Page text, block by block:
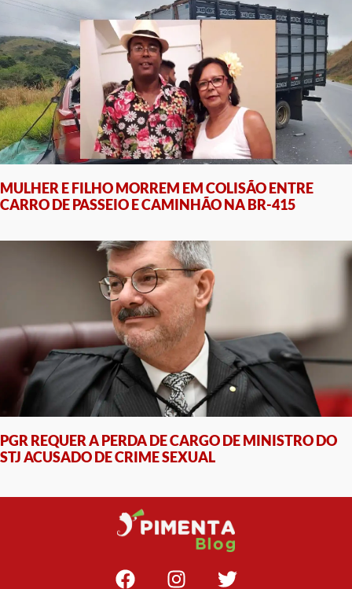
MULHER E FILHO MORREM EM COLISÃO ENTRE
CARRO DE PASSEIO E CAMINHÃO NA BR-415
PGR REQUER A PERDA DE CARGO DE MINISTRO DO
STJ ACUSADO DE CRIME SEXUAL